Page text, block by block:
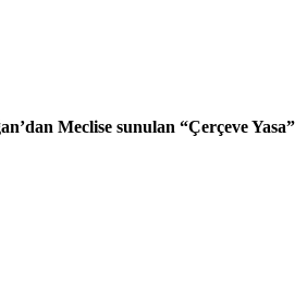
Meclise sunulan “Çerçeve Yasa”